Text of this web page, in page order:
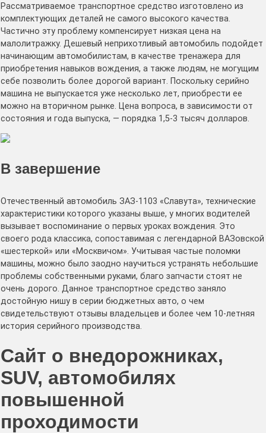
Рассматриваемое транспортное средство изготовлено из
комплектующих деталей не самого высокого качества.
Частично эту проблему компенсирует низкая цена на
малолитражку. Дешевый неприхотливый автомобиль подойдет
начинающим автомобилистам, в качестве тренажера для
приобретения навыков вождения, а также людям, не могущим
себе позволить более дорогой вариант. Поскольку серийно
машина не выпускается уже несколько лет, приобрести ее
можно на вторичном рынке. Цена вопроса, в зависимости от
состояния и года выпуска, — порядка 1,5-3 тысяч долларов.
В завершение
Отечественный автомобиль ЗАЗ-1103 «Славута», технические
характеристики которого указаны выше, у многих водителей
вызывает воспоминание о первых уроках вождения. Это
своего рода классика, сопоставимая с легендарной ВАЗовской
«шестеркой» или «Москвичом». Учитывая частые поломки
машины, можно было заодно научиться устранять небольшие
проблемы собственными руками, благо запчасти стоят не
очень дорого. Данное транспортное средство заняло
достойную нишу в серии бюджетных авто, о чем
свидетельствуют отзывы владельцев и более чем 10-летняя
история серийного производства.
Сайт о внедорожниках,
SUV, автомобилях
повышенной
проходимости